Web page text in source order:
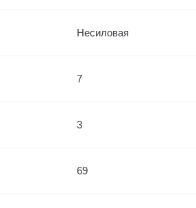
Несиловая
7
3
69